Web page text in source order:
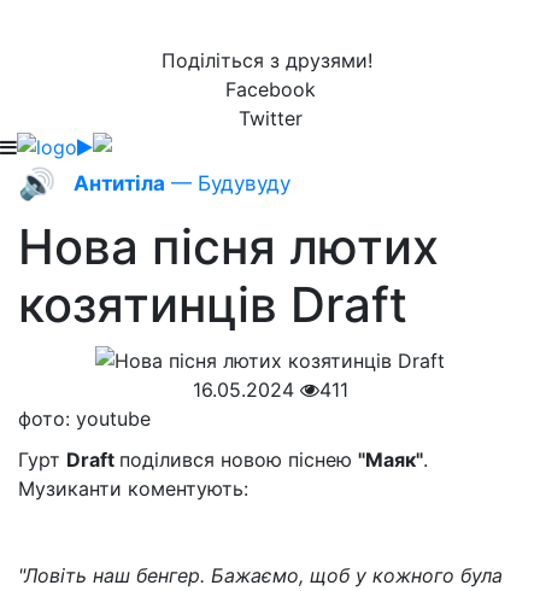
Поділіться з друзями!
Facebook
Twitter
🔊 Антитіла — Будувуду
Нова пісня лютих
козятинців Draft
16.05.2024
411
фото: youtube
Гурт Draft поділився новою піснею "Маяк".
Музиканти коментують:
"Ловіть наш бенгер. Бажаємо, щоб у кожного була